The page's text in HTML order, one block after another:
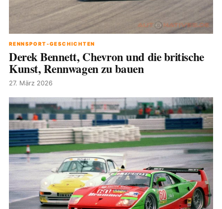
RENNSPORT-GESCHICHTEN
Derek Bennett, Chevron und die britische
Kunst, Rennwagen zu bauen
27. März 2026